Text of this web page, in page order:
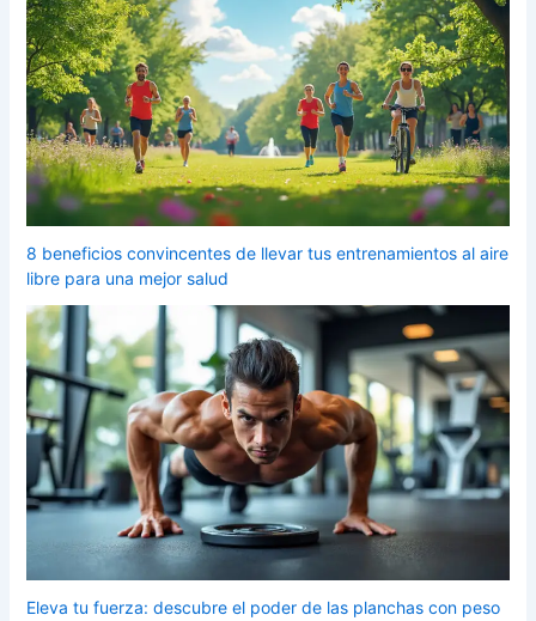
8 beneficios convincentes de llevar tus entrenamientos al aire
libre para una mejor salud
Eleva tu fuerza: descubre el poder de las planchas con peso